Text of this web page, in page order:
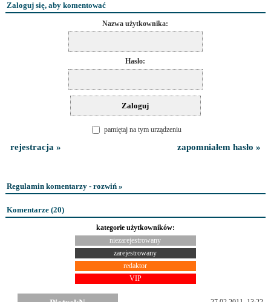
Zaloguj się, aby komentować
Nazwa użytkownika:
Hasło:
pamiętaj na tym urządzeniu
rejestracja » zapomniałem hasło »
Regulamin komentarzy - rozwiń »
Komentarze (20)
kategorie użytkowników:
niezarejestrowany
zarejestrowany
redaktor
VIP